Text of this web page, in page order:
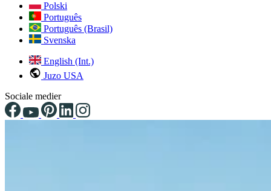
Polski
Português
Português (Brasil)
Svenska
English (Int.)
Juzo USA
Sociale medier